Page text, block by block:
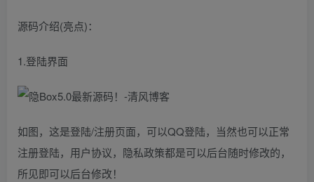
源码介绍(亮点)：
1.登陆界面
如图，这是登陆/注册页面，可以QQ登陆，当然也可以正常
注册登陆，用户协议，隐私政策都是可以后台随时修改的，
所见即可以后台修改！